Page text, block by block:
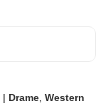
| Drame,Western